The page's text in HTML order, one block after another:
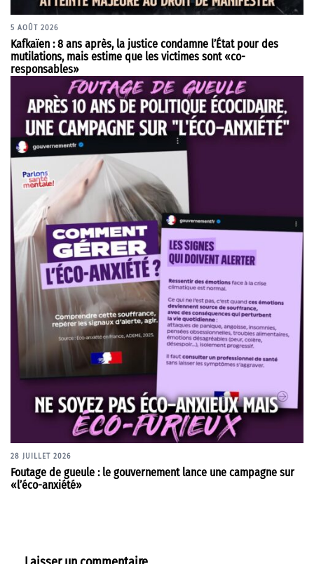
5 AOÛT 2026
Kafkaïen : 8 ans après, la justice condamne l’État pour des
mutilations, mais estime que les victimes sont «co-
responsables»
28 JUILLET 2026
Foutage de gueule : le gouvernement lance une campagne sur
«l’éco-anxiété»